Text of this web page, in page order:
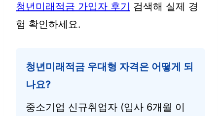
청년미래적금 가입자 후기 검색해 실제 경
험 확인하세요.
청년미래적금 우대형 자격은 어떻게 되
나요?
중소기업 신규취업자 (입사 6개월 이